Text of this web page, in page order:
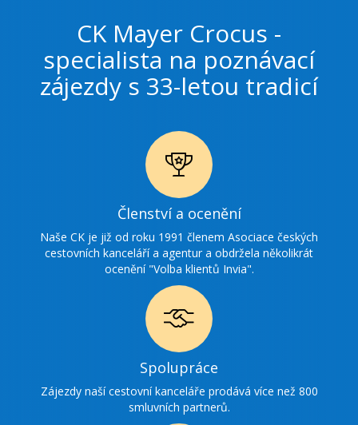
CK Mayer Crocus -
specialista na poznávací
zájezdy s 33-letou tradicí
Ikonka
ocenění
Členství a ocenění
Naše CK je již od roku 1991 členem Asociace českých
cestovních kanceláří a agentur a obdržela několikrát
ocenění "Volba klientů Invia".
Ikonka
spolupráce
Spolupráce
Zájezdy naší cestovní kanceláře prodává více než 800
smluvních partnerů.